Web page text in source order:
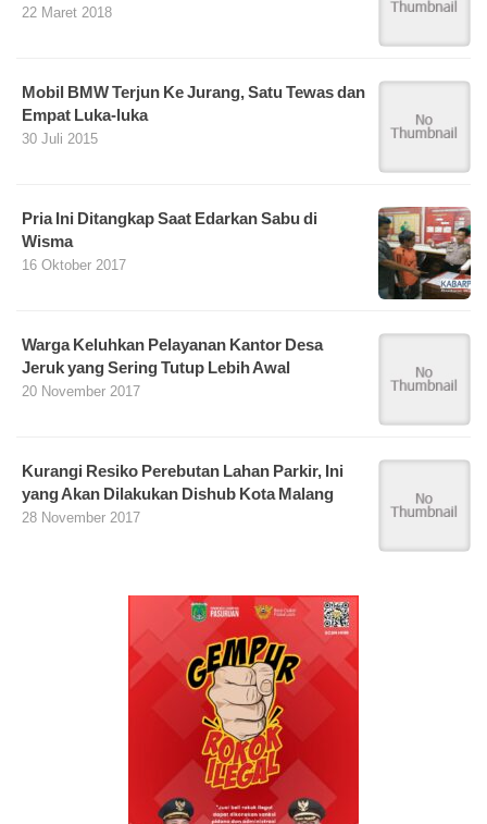
22 Maret 2018
Mobil BMW Terjun Ke Jurang, Satu Tewas dan
Empat Luka-luka
30 Juli 2015
Pria Ini Ditangkap Saat Edarkan Sabu di
Wisma
16 Oktober 2017
Warga Keluhkan Pelayanan Kantor Desa
Jeruk yang Sering Tutup Lebih Awal
20 November 2017
Kurangi Resiko Perebutan Lahan Parkir, Ini
yang Akan Dilakukan Dishub Kota Malang
28 November 2017